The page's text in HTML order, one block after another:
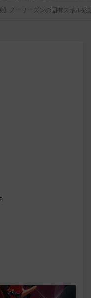
】ノーリーズンの固有スキル